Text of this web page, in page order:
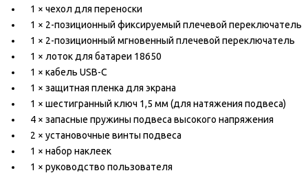
1 × чехол для переноски
1 × 2-позиционный фиксируемый плечевой переключатель
1 × 2-позиционный мгновенный плечевой переключатель
1 × лоток для батареи 18650
1 × кабель USB-C
1 × защитная пленка для экрана
1 × шестигранный ключ 1,5 мм (для натяжения подвеса)
4 × запасные пружины подвеса высокого напряжения
2 × установочные винты подвеса
1 × набор наклеек
1 × руководство пользователя